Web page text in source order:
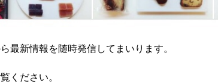
最新情報を随時発信してまいります。
ください。